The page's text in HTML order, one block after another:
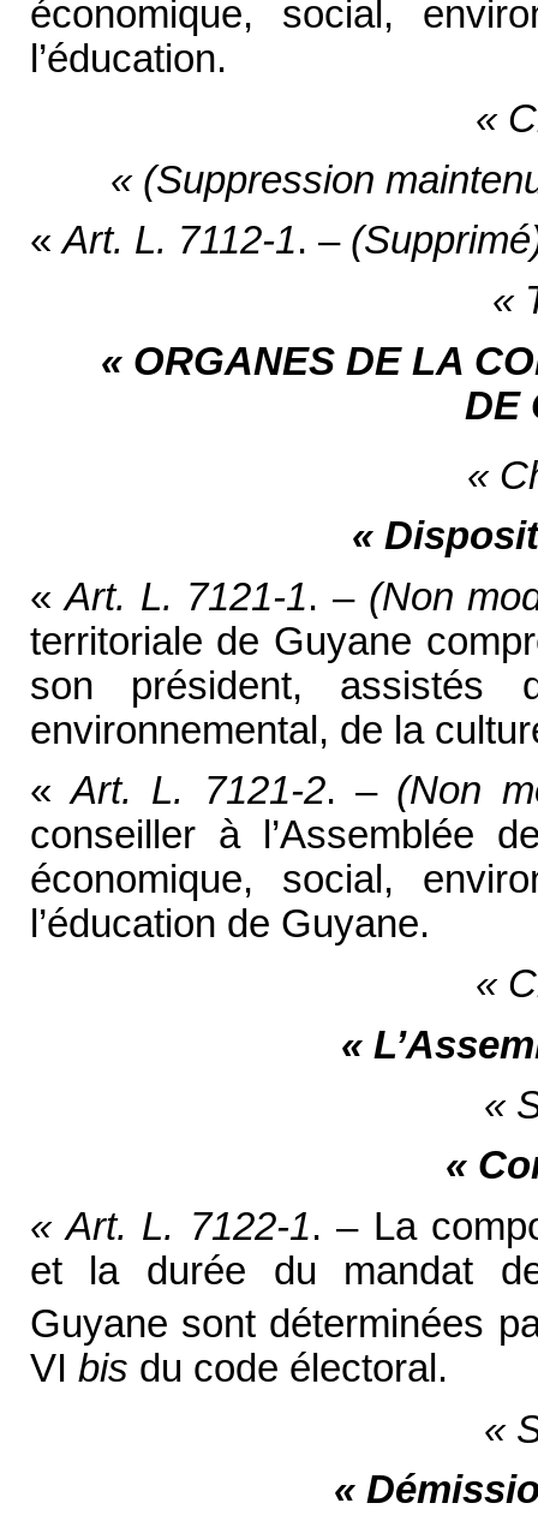
économique, social,
l’éducation.
«
« (Suppression
«Art. L. 7112-1. –
«
« ORGANES DE LA
DE
«
«
«Art. L. 7121-1. – (Non
territoriale de Guyane
son président, assistés
environnemental, de la
« Art. L. 7121-2. – (Non
conseiller à l’Assemblée
économique, social,
l’éducation de Guyane.
«
«
«
«
« Art. L. 7122-1. – La
et la durée du mandat
Guyane sont déterminées
VI bis du code électoral.
«
«